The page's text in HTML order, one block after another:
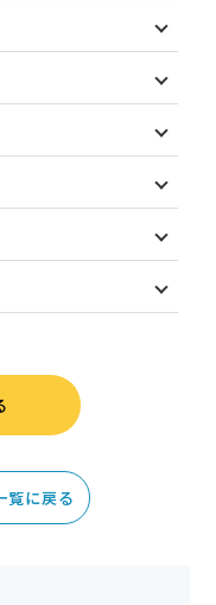
覧に戻る